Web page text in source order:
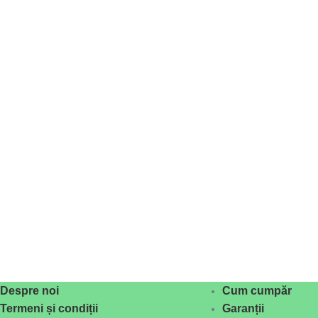
Despre noi
Termeni și condiții
Cum cumpăr
Garanții